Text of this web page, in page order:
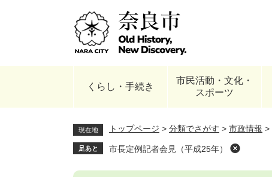
くらし・手続き
市民活動・文化・
スポーツ
現在地 トップページ > 分類でさがす > 市政情報 >
足あと 市長定例記者会見（平成25年）